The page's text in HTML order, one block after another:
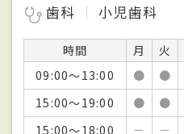
歯科 小児歯科
時間 月 火
09:00～13:00
● ●
15:00～19:00
● ●
15:00～18:00
－ －